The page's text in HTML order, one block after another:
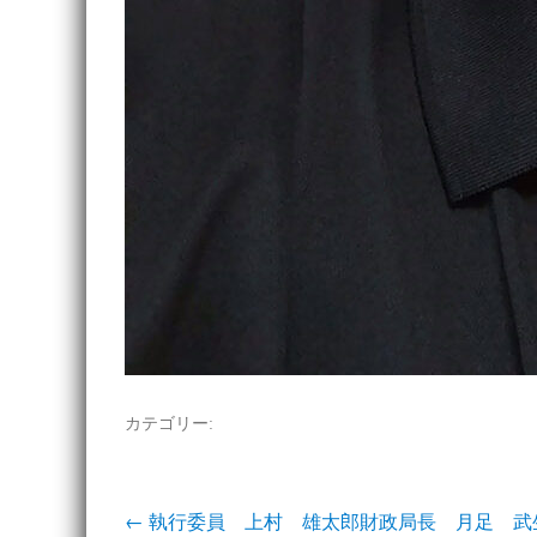
カテゴリー:
投
← 執行委員 上村 雄太郎財政局長 月足